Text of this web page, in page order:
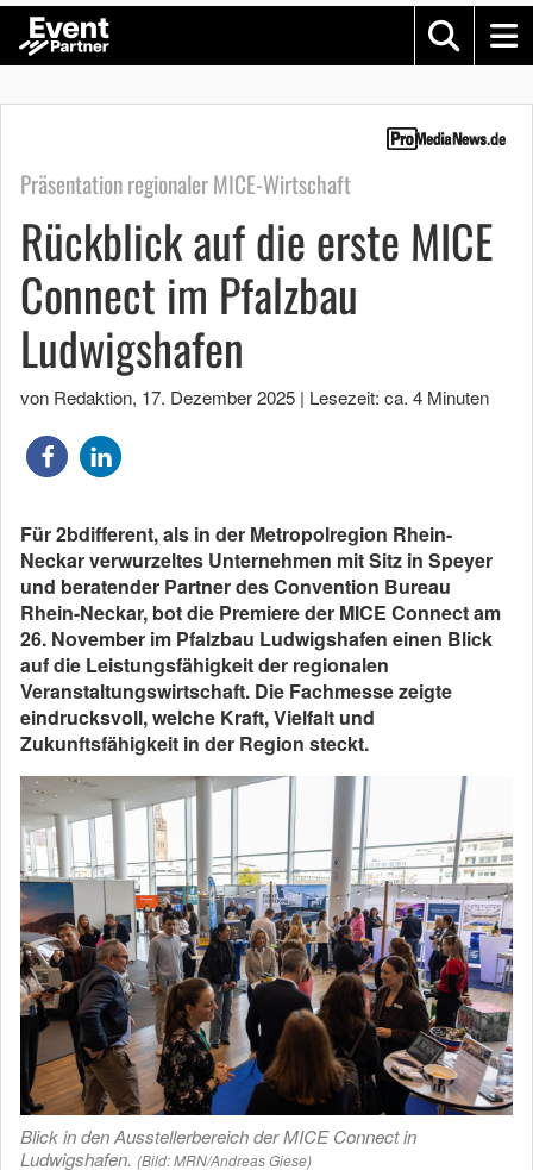
Präsentation regionaler MICE-Wirtschaft
Rückblick auf die erste MICE
Connect im Pfalzbau
Ludwigshafen
von Redaktion, 17. Dezember 2025 | Lesezeit: ca. 4 Minuten
Für 2bdifferent, als in der Metropolregion Rhein-
Neckar verwurzeltes Unternehmen mit Sitz in Speyer
und beratender Partner des Convention Bureau
Rhein-Neckar, bot die Premiere der MICE Connect am
26. November im Pfalzbau Ludwigshafen einen Blick
auf die Leistungsfähigkeit der regionalen
Veranstaltungswirtschaft. Die Fachmesse zeigte
eindrucksvoll, welche Kraft, Vielfalt und
Zukunftsfähigkeit in der Region steckt.
Blick in den Ausstellerbereich der MICE Connect in
Ludwigshafen. (Bild: MRN/Andreas Giese)